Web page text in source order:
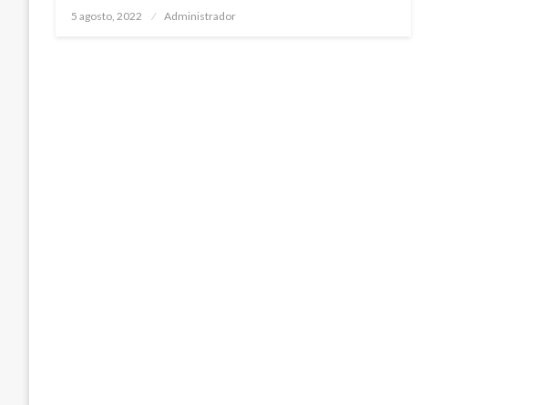
Publicado
5 agosto, 2022 Administrador